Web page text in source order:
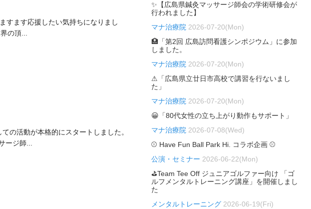
すます応援したい気持ちになりまし
の頂...
の活動が本格的にスタートしました。
ージ師...
✨【広島県鍼灸マッサージ師会の学術研修会が
行われました】
マナ治療院 2026-07-20(Mon)
🏥「第2回 広島訪問看護シンポジウム」に参加
しました。
マナ治療院 2026-07-20(Mon)
⚠「広島県立廿日市高校で講習を行ないまし
た」
マナ治療院 2026-07-20(Mon)
😀「80代女性の立ち上がり動作もサポート」
マナ治療院 2026-07-08(Wed)
⚾ Have Fun Ball Park Hi. コラボ企画 ⚾
公演・セミナー 2026-06-22(Mon)
⛳Team Tee Off ジュニアゴルファー向け 「ゴ
ルフメンタルトレーニング講座」を開催しまし
た
メンタルトレーニング 2026-06-19(Fri)